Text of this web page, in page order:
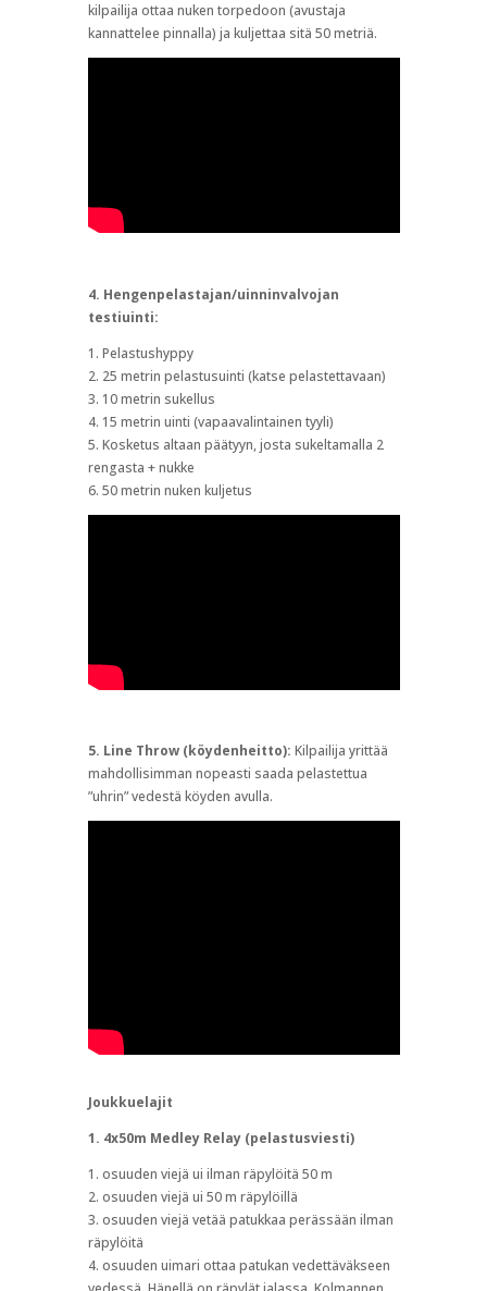
kilpailija ottaa nuken torpedoon (avustaja
kannattelee pinnalla) ja kuljettaa sitä 50 metriä.
4. Hengenpelastajan/uinninvalvojan
testiuinti:
1. Pelastushyppy
2. 25 metrin pelastusuinti (katse pelastettavaan)
3. 10 metrin sukellus
4. 15 metrin uinti (vapaavalintainen tyyli)
5. Kosketus altaan päätyyn, josta sukeltamalla 2
rengasta + nukke
6. 50 metrin nuken kuljetus
5. Line Throw (köydenheitto): Kilpailija yrittää
mahdollisimman nopeasti saada pelastettua
”uhrin” vedestä köyden avulla.
Joukkuelajit
1. 4x50m Medley Relay (pelastusviesti)
1. osuuden viejä ui ilman räpylöitä 50 m
2. osuuden viejä ui 50 m räpylöillä
3. osuuden viejä vetää patukkaa perässään ilman
räpylöitä
4. osuuden uimari ottaa patukan vedettäväkseen